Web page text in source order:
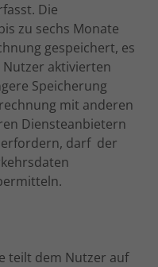
Die
zu sechs Monate
gespeichert, es
aktivierten
Speicherung
mit anderen
Diensteanbietern
darf der
teilt dem Nutzer auf